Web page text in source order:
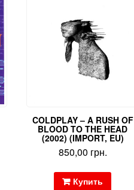
COLDPLAY – A RUSH OF
BLOOD TO THE HEAD
(2002) (IMPORT, EU)
850,00 грн.
Купить